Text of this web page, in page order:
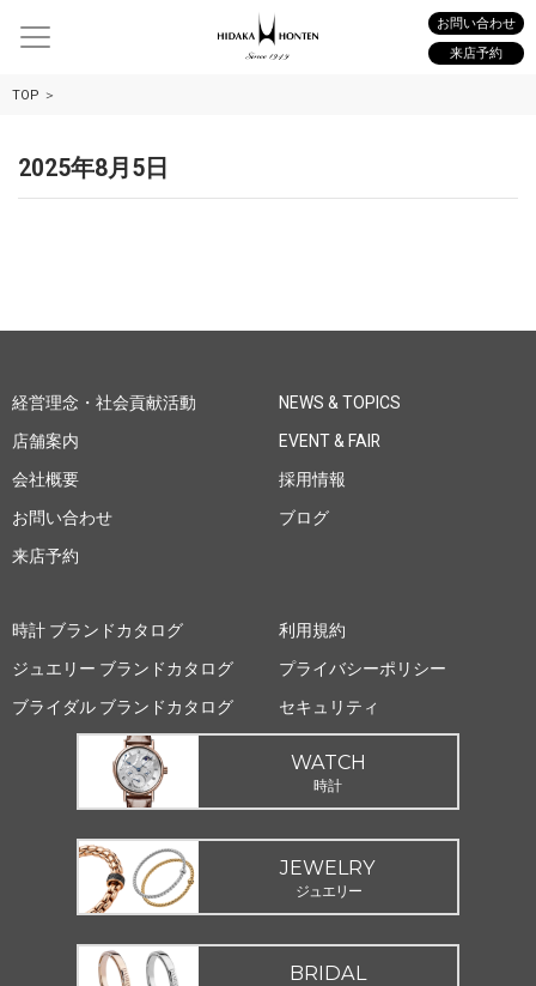
お問い合わせ
来店予約
TOP
2025年8月5日
経営理念・社会貢献活動
店舗案内
会社概要
お問い合わせ
来店予約
NEWS & TOPICS
EVENT & FAIR
採用情報
ブログ
時計 ブランドカタログ
ジュエリー ブランドカタログ
ブライダル ブランドカタログ
利用規約
プライバシーポリシー
セキュリティ
WATCH
時計
JEWELRY
ジュエリー
BRIDAL